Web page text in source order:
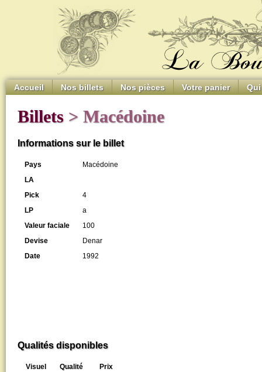
Accueil Nos billets Nos pièces Votre panier
Billets > Macédoine
Informations sur le billet
Pays
Macédoine
LA
Pick
4
LP
a
Valeur faciale
100
Devise
Denar
Date
1992
Qualités disponibles
Visuel Qualité Prix